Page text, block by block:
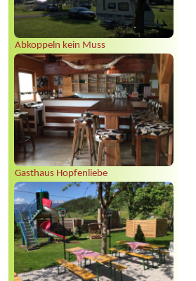
Abkoppeln kein Muss
Gasthaus Hopfenliebe